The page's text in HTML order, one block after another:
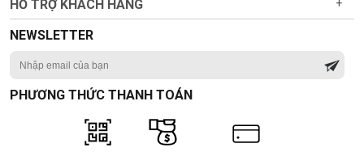
http://ngoctuyenpc.com/
Mọi Thông Tin Liên Hệ
Địa chỉ: 295 Vũ Tông Phan, Khương
, Thanh Xuân, Hà
Nội
Inbox - Chat trực tiếp : https://m.me/maytinhngoctuyen
Hotline: 097 123 7999 - 0939 72 5555 ZALO: 097 123 7999
HỖ TRỢ KHÁCH HÀNG +
NEWSLETTER
PHƯƠNG THỨC THANH TOÁN